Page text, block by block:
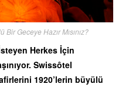
Geceye Hazır Mısınız?
Herkes İçin
Swissôtel
1920’lerin büyülü